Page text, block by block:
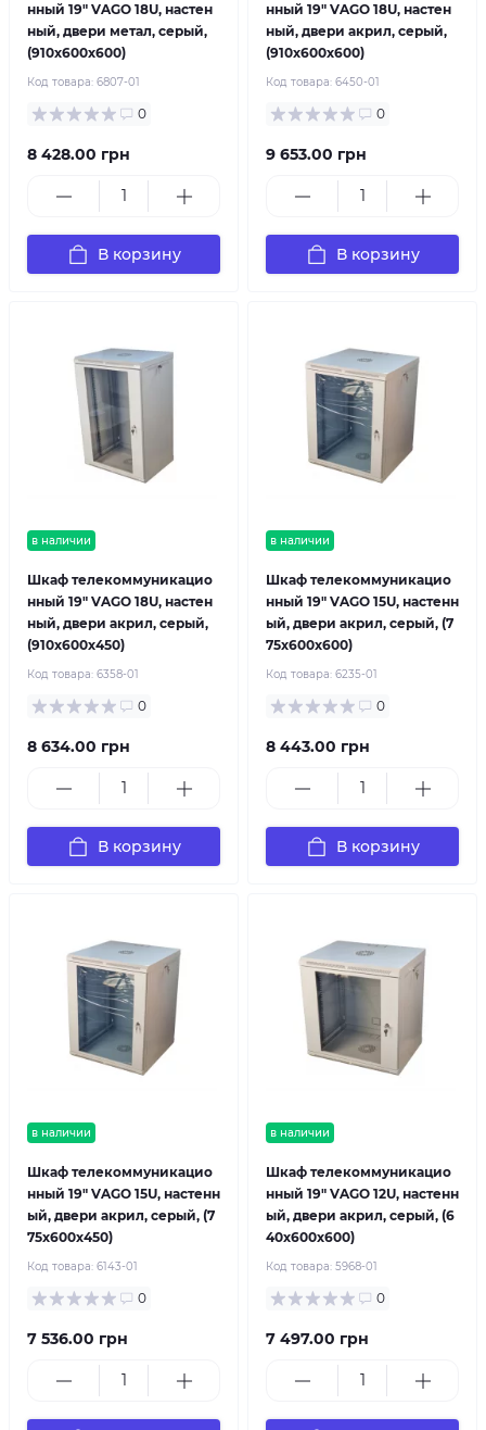
нный 19" VAGO 18U, настен
ный, двери метал, серый,
(910х600х600)
Код товара: 6807-01
0
8 428.00 грн
В корзину
нный 19" VAGO 18U, настен
ный, двери акрил, серый,
(910х600х600)
Код товара: 6450-01
0
9 653.00 грн
В корзину
в наличии
Шкаф телекоммуникацио
нный 19" VAGO 18U, настен
ный, двери акрил, серый,
(910х600х450)
Код товара: 6358-01
0
8 634.00 грн
В корзину
в наличии
Шкаф телекоммуникацио
нный 19" VAGO 15U, настенн
ый, двери акрил, серый, (7
75х600х600)
Код товара: 6235-01
0
8 443.00 грн
В корзину
в наличии
Шкаф телекоммуникацио
нный 19" VAGO 15U, настенн
ый, двери акрил, серый, (7
75х600х450)
Код товара: 6143-01
0
7 536.00 грн
в наличии
Шкаф телекоммуникацио
нный 19" VAGO 12U, настенн
ый, двери акрил, серый, (6
40х600х600)
Код товара: 5968-01
0
7 497.00 грн